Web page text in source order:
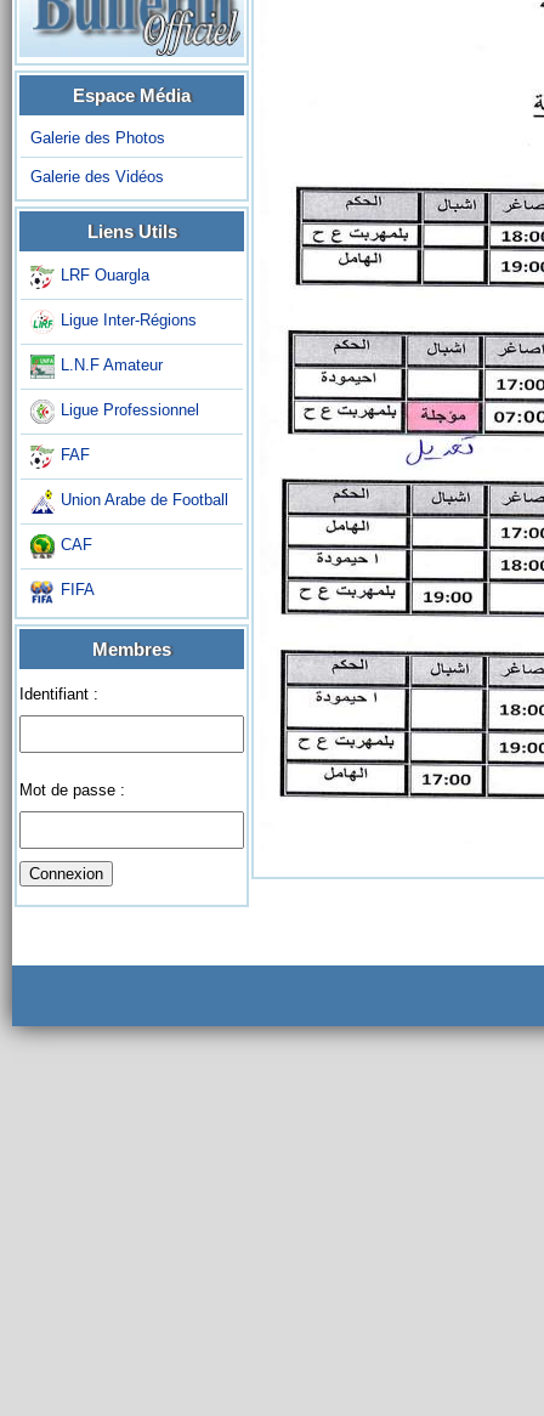
Espace Média
Galerie des Photos
Galerie des Vidéos
Liens Utils
LRF Ouargla
Ligue Inter-Régions
L.N.F Amateur
Ligue Professionnel
FAF
Union Arabe de Football
CAF
FIFA
Membres
Identifiant :
Mot de passe :